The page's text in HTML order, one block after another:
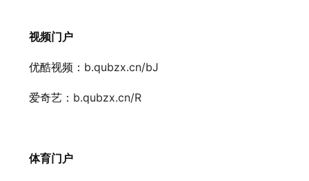
视频门户
优酷视频： b.qubzx.cn/bJ
爱奇艺： b.qubzx.cn/R
体育门户